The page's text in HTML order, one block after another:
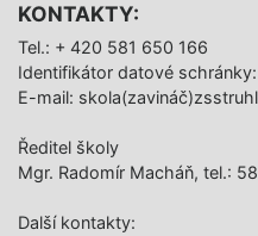
KONTAKTY:
Tel.: + 420 581 650 166
Identifikátor datové
E-mail:
Ředitel školy
Mgr. Radomír Macháň, tel.:
Další­ kontakty: